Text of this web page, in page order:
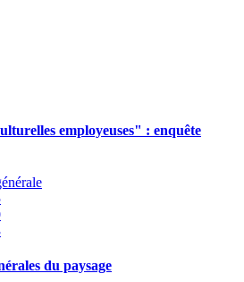
employeuses" : enquête
du paysage